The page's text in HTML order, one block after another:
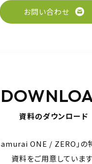
お問い合わせ
資料のダウンロード
ONE / ZERO」の
資料をご用意しています